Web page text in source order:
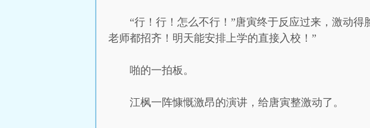
“行！行！怎么不行！”唐寅终于反应过来，激动
老师都招齐！明天能安排上学的直接入校！”
啪的一拍板。
江枫一阵慷慨激昂的演讲，给唐寅整激动了。